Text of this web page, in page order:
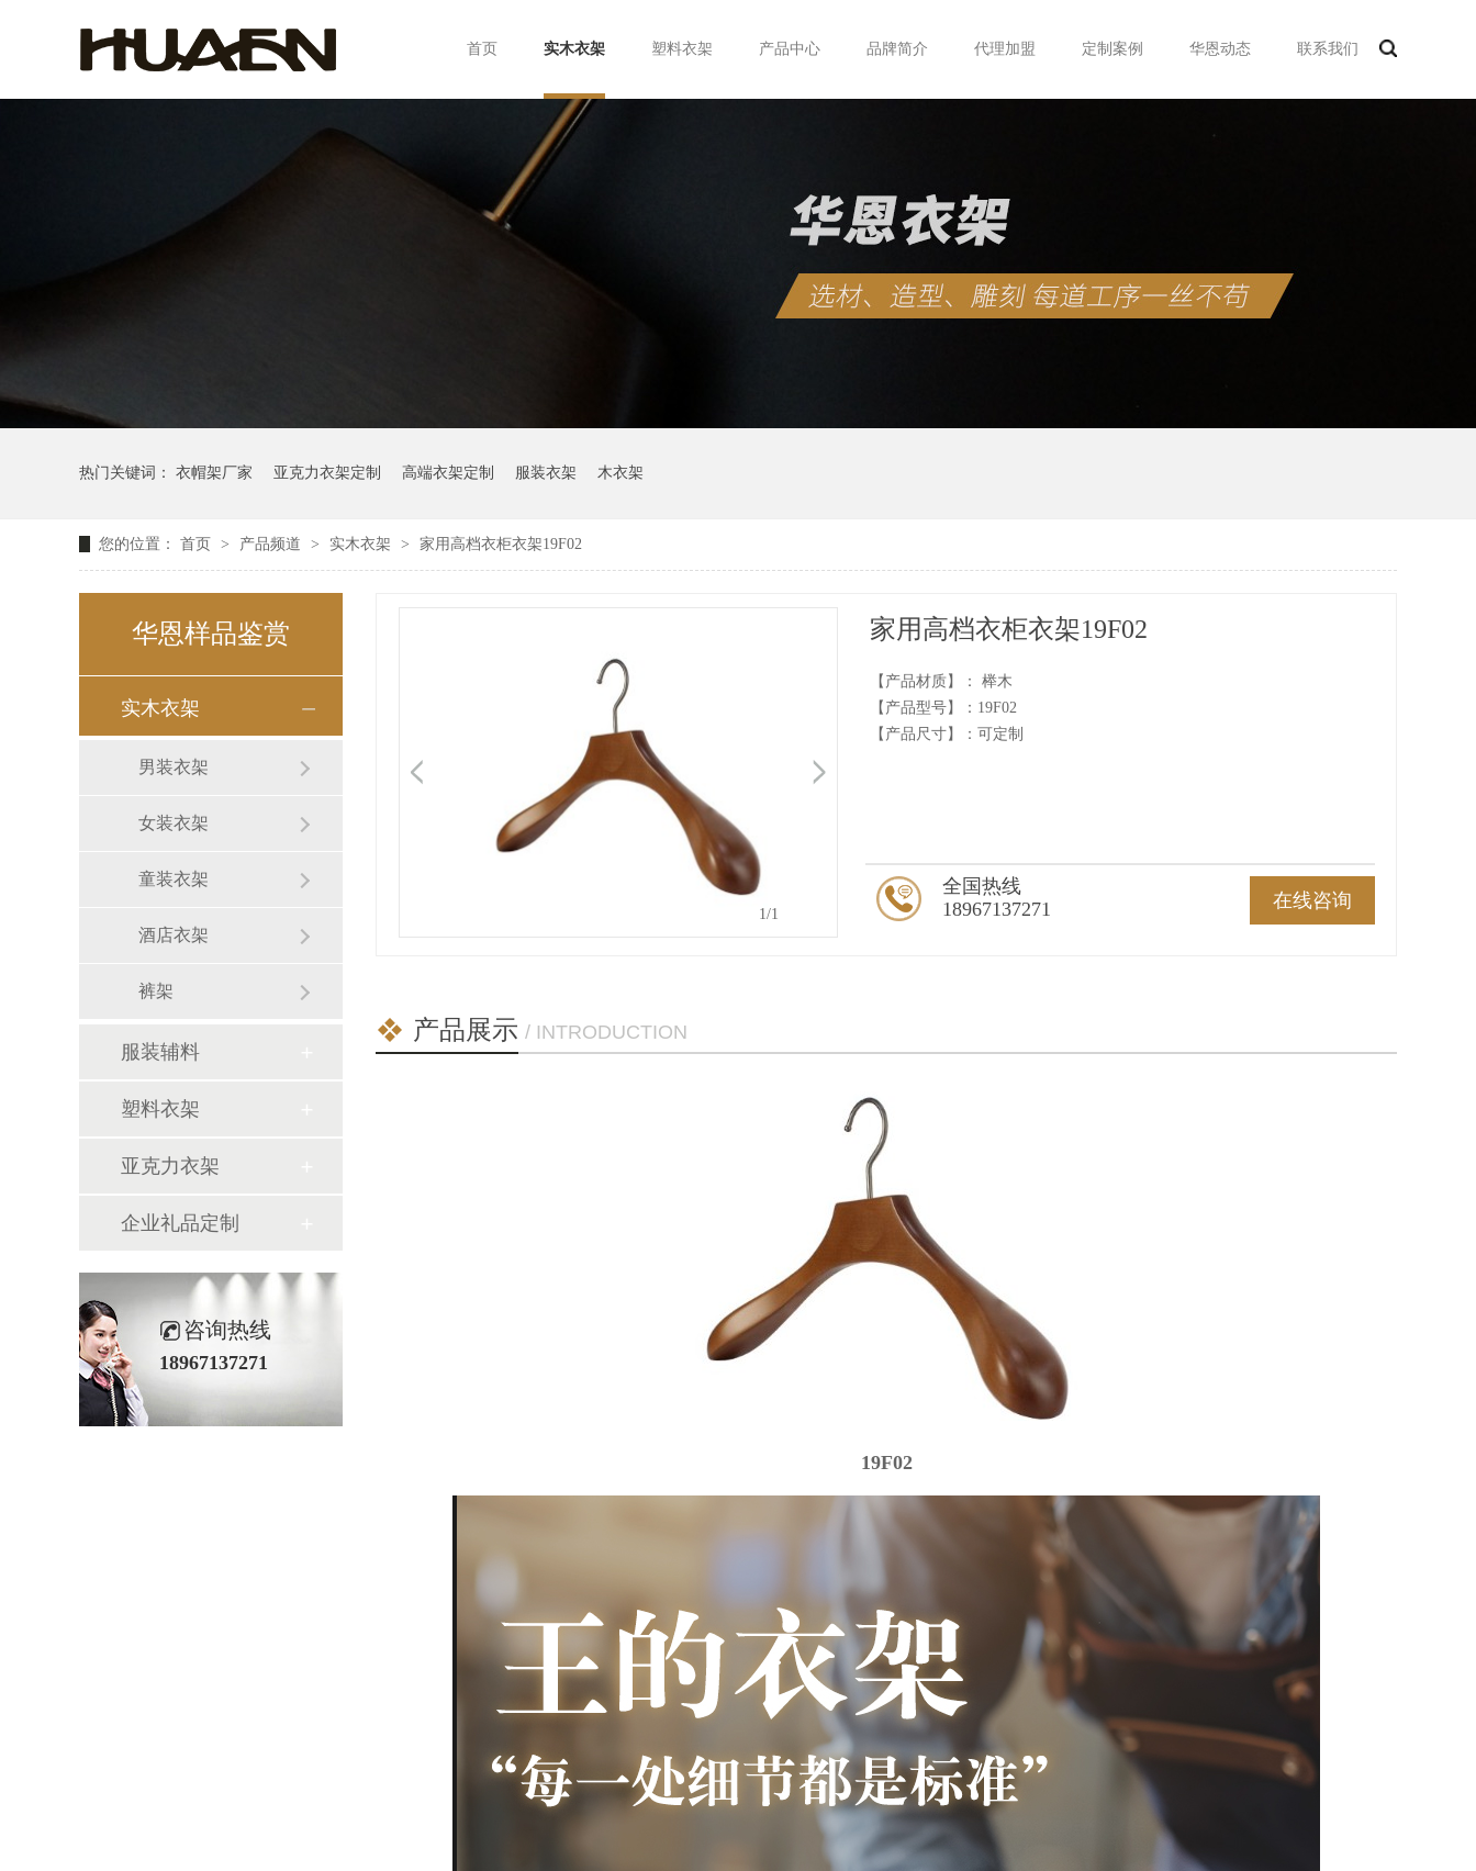
首页 实木衣架 塑料衣架 产品中心 品牌简介 代理加盟 定制案例 华恩动态 联系我们
热门关键词： 衣帽架厂家 亚克力衣架定制 高端衣架定制 服装衣架 木衣架
您的位置： 首页 > 产品频道 > 实木衣架 > 家用高档衣柜衣架19F02
华恩样品鉴赏
实木衣架
男装衣架
女装衣架
童装衣架
酒店衣架
裤架
服装辅料
塑料衣架
亚克力衣架
企业礼品定制
咨询热线
18967137271
1/1
家用高档衣柜衣架19F02
【产品材质】： 榉木
【产品型号】：19F02
【产品尺寸】：可定制
在线咨询
全国热线
18967137271
产品展示 / INTRODUCTION
19F02